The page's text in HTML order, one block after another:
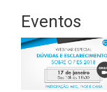
Eventos